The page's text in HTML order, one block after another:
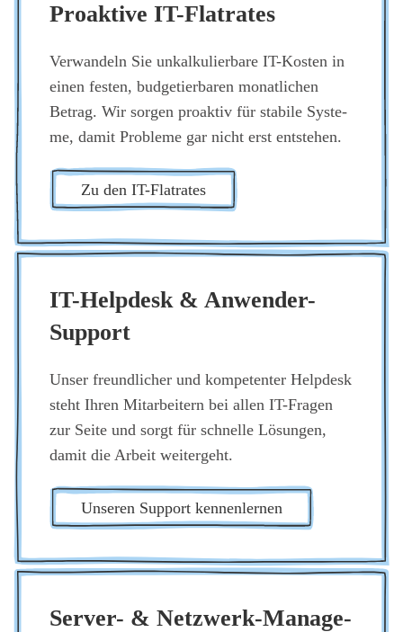
Pro­ak­ti­ve IT-Flat­rates
Ver­wan­deln Sie unkal­ku­lier­ba­re IT-Kos­ten in
einen fes­ten, bud­ge­tier­ba­ren monat­li­chen
Betrag. Wir sor­gen pro­ak­tiv für sta­bi­le Sys­te­
me, damit Pro­ble­me gar nicht erst ent­ste­hen.
Zu den IT-Flat­rates
IT-Help­desk & Anwen­der-
Sup­port
Unser freund­li­cher und kom­pe­ten­ter Help­desk
steht Ihren Mit­ar­bei­tern bei allen IT-Fra­gen
zur Sei­te und sorgt für schnel­le Lösun­gen,
damit die Arbeit wei­ter­geht.
Unse­ren Sup­port ken­nen­ler­nen
Ser­ver- & Netz­werk-Manage­